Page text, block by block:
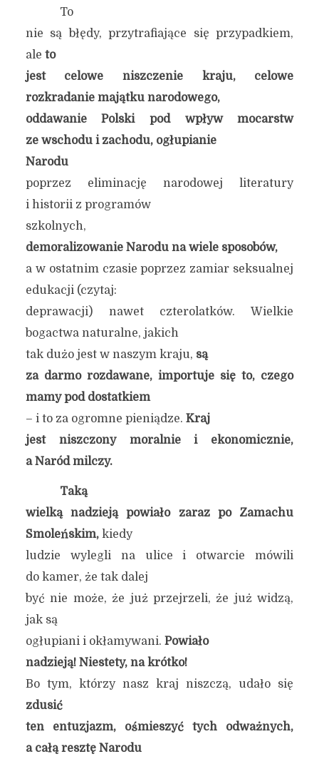
To
nie są błędy, przytrafiające się przypadkiem,
ale to
jest celowe niszczenie kraju, celowe
rozkradanie majątku narodowego,
oddawanie Polski pod wpływ mocarstw
ze wschodu i zachodu, ogłupianie
Narodu
poprzez eliminację narodowej literatury
i historii z programów
szkolnych,
demoralizowanie Narodu na wiele sposobów,
a w ostatnim czasie poprzez zamiar seksualnej
edukacji (czytaj:
deprawacji) nawet czterolatków. Wielkie
bogactwa naturalne, jakich
tak dużo jest w naszym kraju, są
za darmo rozdawane, importuje się to, czego
mamy pod dostatkiem
– i to za ogromne pieniądze. Kraj
jest niszczony moralnie i ekonomicznie,
a Naród milczy.
Taką
wielką nadzieją powiało zaraz po Zamachu
Smoleńskim, kiedy
ludzie wylegli na ulice i otwarcie mówili
do kamer, że tak dalej
być nie może, że już przejrzeli, że już widzą,
jak są
ogłupiani i okłamywani. Powiało
nadzieją! Niestety, na krótko!
Bo tym, którzy nasz kraj niszczą, udało się
zdusić
ten entuzjazm, ośmieszyć tych odważnych,
a całą resztę Narodu